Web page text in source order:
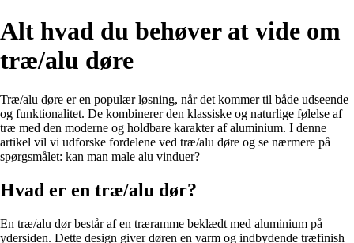
Alt hvad du behøver at vide om
træ/alu døre
Træ/alu døre er en populær løsning, når det kommer til både udseende
og funktionalitet. De kombinerer den klassiske og naturlige følelse af
træ med den moderne og holdbare karakter af aluminium. I denne
artikel vil vi udforske fordelene ved træ/alu døre og se nærmere på
spørgsmålet: kan man male alu vinduer?
Hvad er en træ/alu dør?
En træ/alu dør består af en træramme beklædt med aluminium på
ydersiden. Dette design giver døren en varm og indbydende træfinish